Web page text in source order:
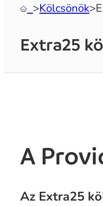
>Kölcsönök>
Extra25
A
Az Extra25